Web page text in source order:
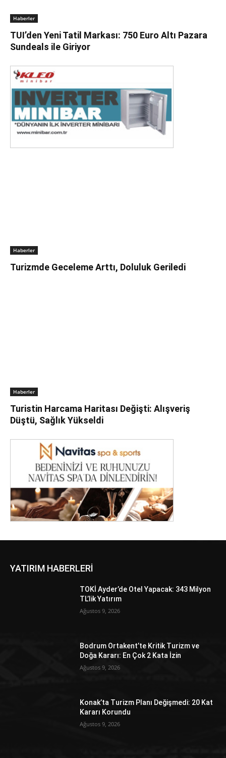
Haberler
TUI’den Yeni Tatil Markası: 750 Euro Altı Pazara
Sundeals ile Giriyor
Haberler
Turizmde Geceleme Arttı, Doluluk Geriledi
Haberler
Turistin Harcama Haritası Değişti: Alışveriş
Düştü, Sağlık Yükseldi
YATIRIM HABERLERİ
TOKİ Ayder’de Otel Yapacak: 343 Milyon
TL’lik Yatırım
Ağustos 9, 2026
Bodrum Ortakent’te Kritik Turizm ve
Doğa Kararı: En Çok 2 Kata İzin
Ağustos 9, 2026
Konak’ta Turizm Planı Değişmedi: 20 Kat
Kararı Korundu
Ağustos 9, 2026